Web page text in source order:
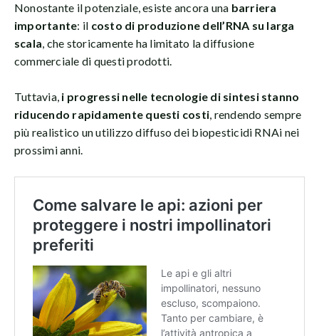
Nonostante il potenziale, esiste ancora una barriera
importante: il costo di produzione dell’RNA su larga
scala, che storicamente ha limitato la diffusione
commerciale di questi prodotti.
Tuttavia, i progressi nelle tecnologie di sintesi stanno
riducendo rapidamente questi costi, rendendo sempre
più realistico un utilizzo diffuso dei biopesticidi RNAi nei
prossimi anni.